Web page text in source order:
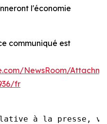
l'économie
communiqué est
NewsRoom/
fr
à la presse,